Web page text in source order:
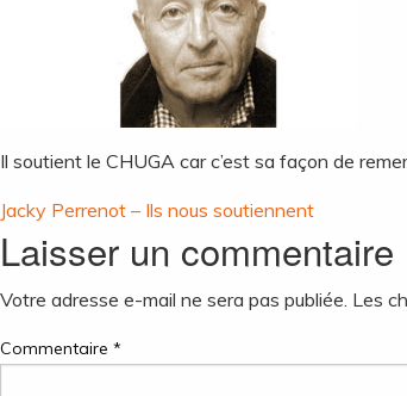
Il soutient le CHUGA car c’est sa façon de
Navigation
de
l’article
Jacky Perrenot – Ils nous soutiennent
Laisser un commentaire
Votre adresse e-mail ne sera pas publiée. Les
Commentaire *